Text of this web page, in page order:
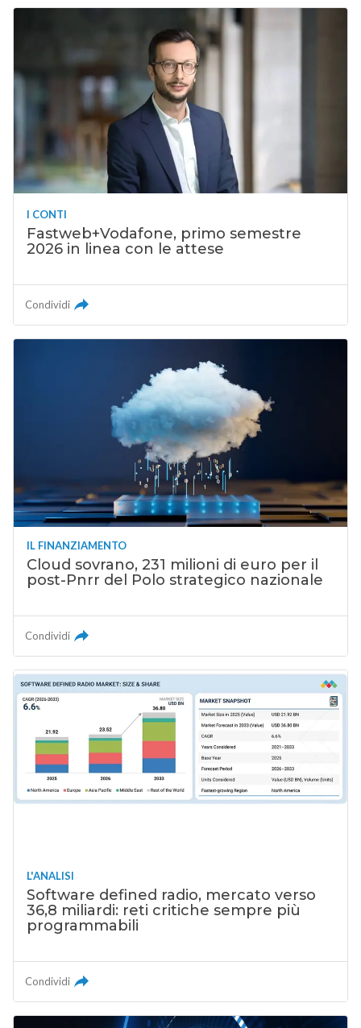
I CONTI
Fastweb+Vodafone, primo semestre
2026 in linea con le attese
Condividi
IL FINANZIAMENTO
Cloud sovrano, 231 milioni di euro per il
post-Pnrr del Polo strategico nazionale
Condividi
L'ANALISI
Software defined radio, mercato verso
36,8 miliardi: reti critiche sempre più
programmabili
Condividi